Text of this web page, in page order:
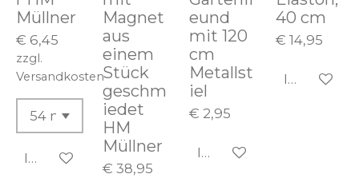
Müllner
€ 6,45
zzgl.
Versandkosten
In den Warenkorb
Magnet
aus
einem
Stück
geschm
iedet
HM
Müllner
€ 38,95
eund
mit 120
cm
Metallst
iel
€ 2,95
In den Warenkorb
40 cm
€ 14,95
In den